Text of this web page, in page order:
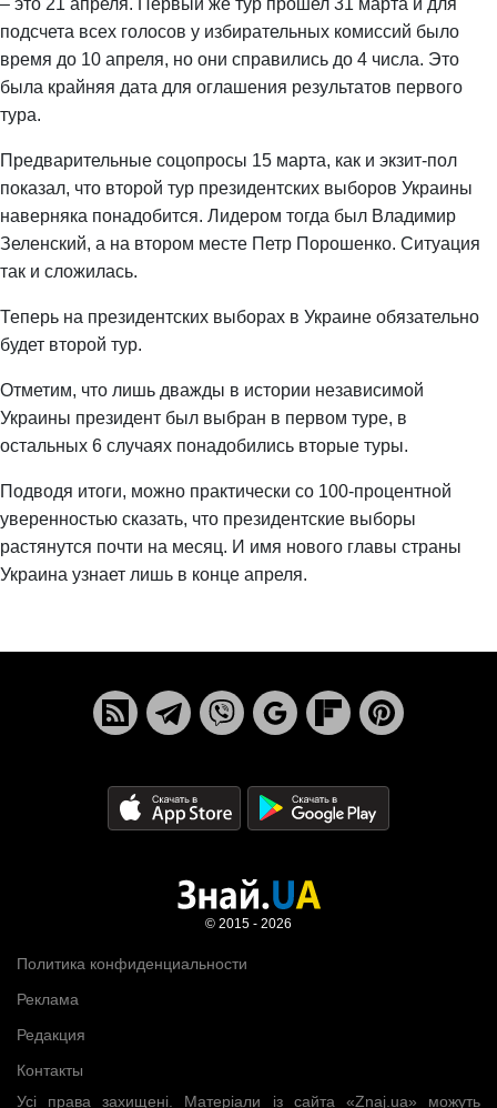
– это 21 апреля. Первый же тур прошел 31 марта и для
подсчета всех голосов у избирательных комиссий было
время до 10 апреля, но они справились до 4 числа. Это
была крайняя дата для оглашения результатов первого
тура.
Предварительные соцопросы 15 марта, как и экзит-пол
показал, что второй тур президентских выборов Украины
наверняка понадобится. Лидером тогда был Владимир
Зеленский, а на втором месте Петр Порошенко. Ситуация
так и сложилась.
Теперь на президентских выборах в Украине обязательно
будет второй тур.
Отметим, что лишь дважды в истории независимой
Украины президент был выбран в первом туре, в
остальных 6 случаях понадобились вторые туры.
Подводя итоги, можно практически со 100-процентной
уверенностью сказать, что президентские выборы
растянутся почти на месяц. И имя нового главы страны
Украина узнает лишь в конце апреля.
Усі права захищені. Матеріали із сайта «Znaj.ua» можуть
Политика конфиденциальности
Реклама
Редакция
Контакты
© 2015 - 2026